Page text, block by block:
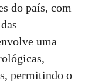
do país, com
uma
permitindo o